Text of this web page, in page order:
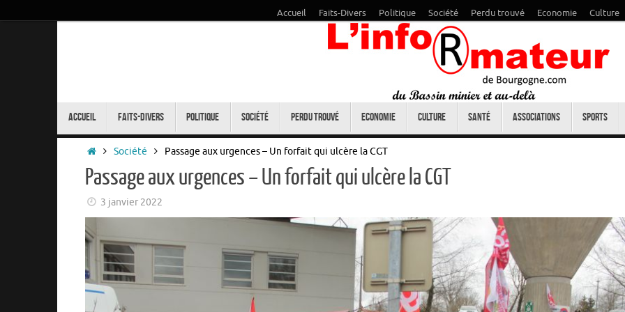
Accueil Faits-Divers Politique Société Perdu trouvé Economie Culture
Accueil Faits-Divers Politique Société Perdu trouvé Economie Culture Santé Associations Sports
Accueil
Société Passage aux urgences – Un forfait qui ulcère la CGT
Passage aux urgences – Un forfait qui ulcère la CGT
3 janvier 2022